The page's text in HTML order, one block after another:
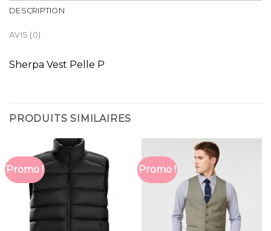
DESCRIPTION
AVIS (0)
Sherpa Vest Pelle P
PRODUITS SIMILAIRES
Promo ! Promo !